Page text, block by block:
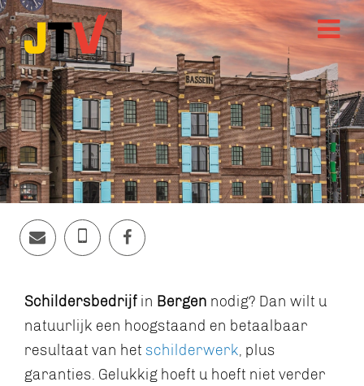
Schildersbedrijf in Bergen nodig? Dan wilt u
natuurlijk een hoogstaand en betaalbaar
resultaat van het schilderwerk, plus
garanties. Gelukkig hoeft u hoeft niet verder